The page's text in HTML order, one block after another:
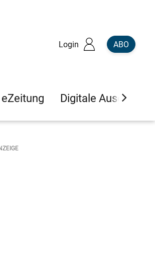
Login ABO
eZeitung Digitale Ausgaben